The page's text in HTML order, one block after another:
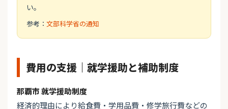
い。
参考： 文部科学省の通知
費用の支援｜就学援助と補助制度
那覇市 就学援助制度
経済的理由により給食費・学用品費・修学旅行費などの